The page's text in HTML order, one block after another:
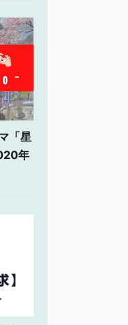
「星
年